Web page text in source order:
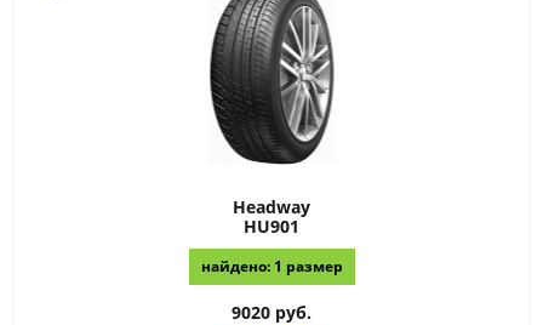
Headway
HU901
найдено: 1 размер
9020 руб.